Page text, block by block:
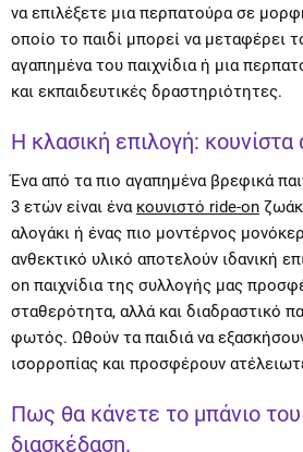
να επιλέξετε μια περπατούρα σε
οποίο το παιδί μπορεί να μεταφέρει
αγαπημένα του παιχνίδια ή μια
και εκπαιδευτικές δραστηριότητες.
Η κλασική επιλογή: κουνίστα
Ένα από τα πιο αγαπημένα βρεφικά
3 ετών είναι ένα κουνιστό ride-on
αλογάκι ή ένας πιο μοντέρνος
ανθεκτικό υλικό αποτελούν ιδανική
on παιχνίδια της συλλογής μας
σταθερότητα, αλλά και διαδραστικό
φωτός. Ωθούν τα παιδιά να
ισορροπίας και προσφέρουν
Πως θα κάνετε το μπάνιο
διασκέδαση.